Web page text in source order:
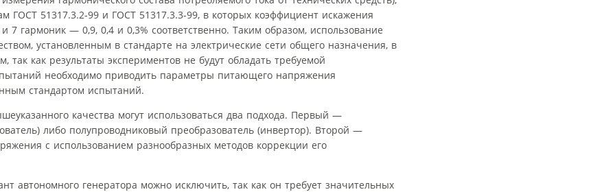
ГОСТ 51317.3.2-99 и ГОСТ 51317.3.3-99, в которых коэффициент искажения
7 гармоник — 0,9, 0,4 и 0,3% соответственно. Таким образом, использование
установленным в стандарте на электрические сети общего назначения, в
как результаты экспериментов не будут обладать требуемой
необходимо приводить параметры питающего напряжения
стандартом испытаний.
качества могут использоваться два подхода. Первый —
либо полупроводниковый преобразователь (инвертор). Второй —
с использованием разнообразных методов коррекции его
автономного генератора можно исключить, так как он требует значительных